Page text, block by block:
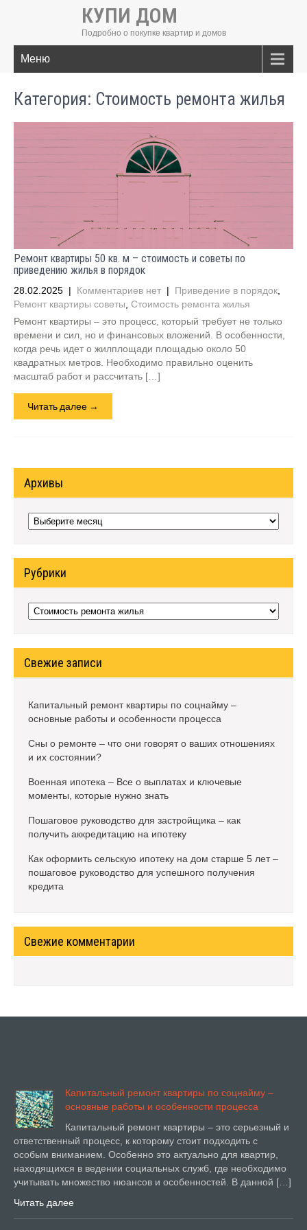
КУПИ ДОМ
Подробно о покупке квартир и домов
Меню
Категория: Стоимость ремонта жилья
Ремонт квартиры 50 кв. м – стоимость и советы по
приведению жилья в порядок
28.02.2025 | Комментариев нет | Приведение в порядок
Ремонт квартиры советы Стоимость ремонта жилья
Ремонт квартиры – это процесс, который требует не только
времени и сил, но и финансовых вложений. В особенности,
когда речь идет о жилплощади площадью около 50
квадратных метров. Необходимо правильно оценить
масштаб работ и рассчитать […]
Читать далее →
Архивы
Архивы
Рубрики
Рубрики
Свежие записи
Капитальный ремонт квартиры по соцнайму –
основные работы и особенности процесса
Сны о ремонте – что они говорят о ваших отношениях
и их состоянии?
Военная ипотека – Все о выплатах и ключевые
моменты, которые нужно знать
Пошаговое руководство для застройщика – как
получить аккредитацию на ипотеку
Как оформить сельскую ипотеку на дом старше 5 лет –
пошаговое руководство для успешного получения
кредита
Свежие комментарии
Капитальный ремонт квартиры по соцнайму –
основные работы и особенности процесса
Капитальный ремонт квартиры – это серьезный и
ответственный процесс, к которому стоит подходить с
особым вниманием. Особенно это актуально для квартир,
находящихся в ведении социальных служб, где необходимо
учитывать множество нюансов и особенностей. В данной […]
Читать далее